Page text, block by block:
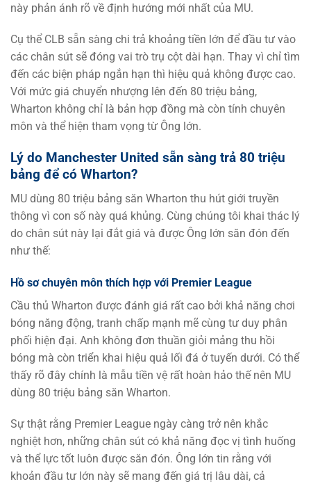
này phản ánh rõ về định hướng mới nhất của MU.
Cụ thể CLB sẵn sàng chi trả khoảng tiền lớn để đầu tư vào
các chân sút sẽ đóng vai trò trụ cột dài hạn. Thay vì chỉ tìm
đến các biện pháp ngắn hạn thì hiệu quả không được cao.
Với mức giá chuyển nhượng lên đến 80 triệu bảng,
Wharton không chỉ là bản hợp đồng mà còn tính chuyên
môn và thể hiện tham vọng từ Ông lớn.
Lý do Manchester United sẵn sàng trả 80 triệu
bảng để có Wharton?
MU dùng 80 triệu bảng săn Wharton thu hút giới truyền
thông vì con số này quá khủng. Cùng chúng tôi khai thác lý
do chân sút này lại đắt giá và được Ông lớn săn đón đến
như thế:
Hồ sơ chuyên môn thích hợp với Premier League
Cầu thủ Wharton được đánh giá rất cao bởi khả năng chơi
bóng năng động, tranh chấp mạnh mẽ cùng tư duy phân
phối hiện đại. Anh không đơn thuần giỏi mảng thu hồi
bóng mà còn triển khai hiệu quả lối đá ở tuyến dưới. Có thể
thấy rõ đây chính là mẫu tiền vệ rất hoàn hảo thế nên MU
dùng 80 triệu bảng săn Wharton.
Sự thật rằng Premier League ngày càng trở nên khắc
nghiệt hơn, những chân sút có khả năng đọc vị tình huống
và thể lực tốt luôn được săn đón. Ông lớn tin rằng với
khoản đầu tư lớn này sẽ mang đến giá trị lâu dài, cả